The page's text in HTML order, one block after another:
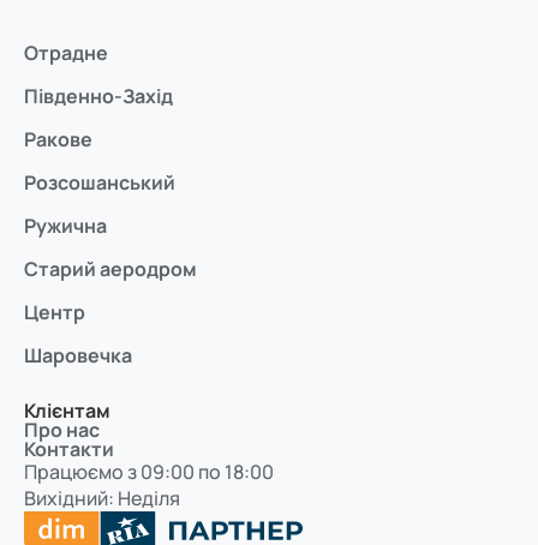
Отрадне
Південно-Захід
Ракове
Розсошанський
Ружична
Старий аеродром
Центр
Шаровечка
Клієнтам
Про нас
Контакти
Працюємо з 09:00 по 18:00
Вихідний: Неділя